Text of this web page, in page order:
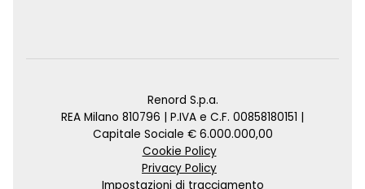
Renord S.p.a.
REA Milano 810796 | P.IVA e C.F. 00858180151 |
Capitale Sociale € 6.000.000,00
Cookie Policy
Privacy Policy
Impostazioni di tracciamento